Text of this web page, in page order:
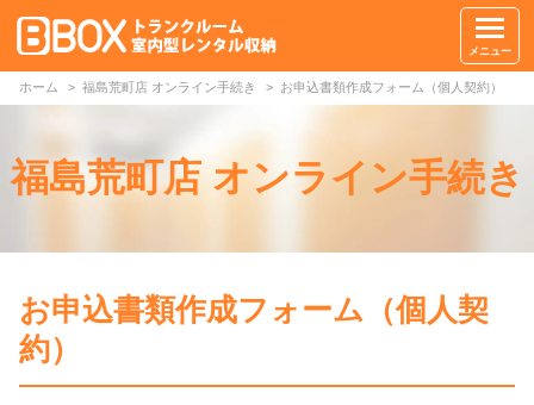
メニュー
ホーム 福島荒町店 オンライン手続き お申込書類作成フォーム（個人契約）
福島荒町店 オンライン手続き
お申込書類作成フォーム（個人契
約）